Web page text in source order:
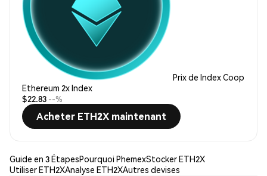
Prix de Index Coop
Ethereum 2x Index
$22.83 --%
Acheter ETH2X maintenant
Guide en 3 ÉtapesPourquoi PhemexStocker ETH2X
Utiliser ETH2XAnalyse ETH2XAutres devises